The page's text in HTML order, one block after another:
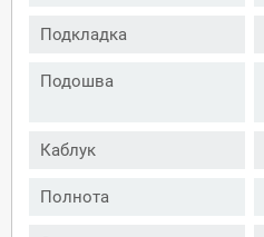
Подкладка
Подошва
Каблук
Полнота